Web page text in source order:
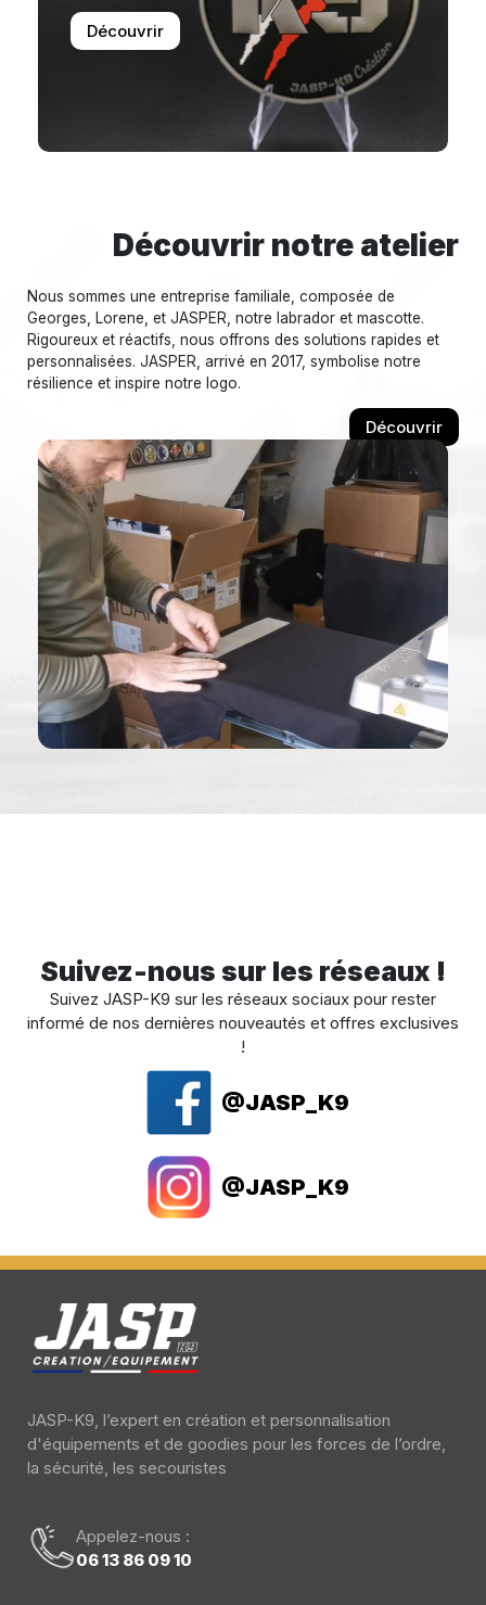
Découvrir
Découvrir notre atelier
Nous sommes une entreprise familiale, composée de
Georges, Lorene, et JASPER, notre labrador et mascotte.
Rigoureux et réactifs, nous offrons des solutions rapides et
personnalisées. JASPER, arrivé en 2017, symbolise notre
résilience et inspire notre logo.
Découvrir
Suivez-nous sur les réseaux !
Suivez JASP-K9 sur les réseaux sociaux pour rester
informé de nos dernières nouveautés et offres exclusives
!
@JASP_K9
@JASP_K9
JASP-K9, l’expert en création et personnalisation
d'équipements et de goodies pour les forces de l’ordre,
la sécurité, les secouristes
Appelez-nous :
06 13 86 09 10